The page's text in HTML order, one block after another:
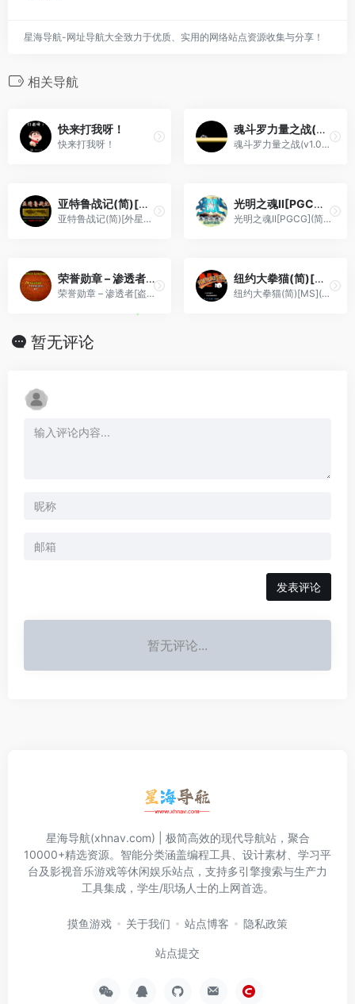
星海导航-网址导航大全致力于优质、实用的网络站点资源收集与分享！
相关导航
快来打我呀！
快来打我呀！
魂斗罗力量之战(v1.0)(简)[星空](US)[ACT](2.12Mb)
魂斗罗力量之战(v1.0)(简)[星空](US)[ACT](2.12Mb)
亚特鲁战记(简)[外星科技](JP)[RPG](4Mb)
亚特鲁战记(简)[外星科技](JP)[RPG](4Mb)
光明之魂II[PGCG](简)(JP)(128Mb)
光明之魂II[PGCG](简)(JP)(128Mb)
荣誉勋章 – 渗透者[盗版&Kunlunshen](简)(UE)(128Mb)(去拖慢版)
荣誉勋章 – 渗透者[盗版&Kunlunshen](简)(UE)(128Mb)(去拖慢版)
纽约大拳猫(简)[MS](JP)[ACT](2Mb)
纽约大拳猫(简)[MS](JP)[ACT](2Mb)
暂无评论
发表评论
暂无评论...
星海导航(xhnav.com) | 极简高效的现代导航站，聚合
10000+精选资源。智能分类涵盖编程工具、设计素材、学习平
台及影视音乐游戏等休闲娱乐站点，支持多引擎搜索与生产力
工具集成，学生/职场人士的上网首选。
摸鱼游戏 关于我们 站点博客 隐私政策
站点提交